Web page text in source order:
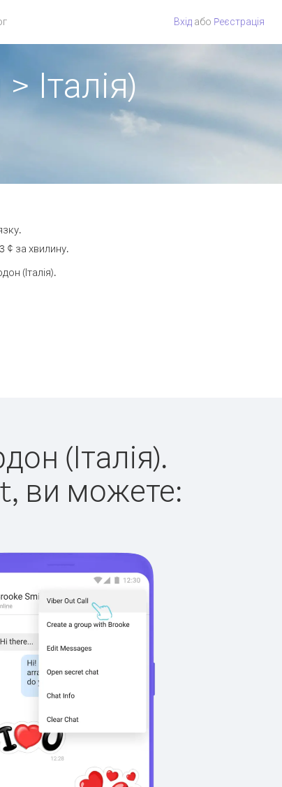
Вхід або Pеєстрація
Італія)
¢ за хвилину.
(Італія).
(Італія).
ви можете: